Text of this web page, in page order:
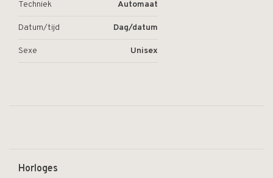
Techniek Automaat
Datum/tijd Dag/datum
Sexe Unisex
Horloges